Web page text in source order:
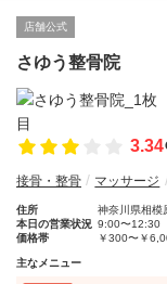
店舗公式
さゆう整骨院
3.34
接骨・整骨 マッサージ
住所
神奈川県相模
本日の営業状況 9:00〜12:30
価格帯
￥300〜￥
主なメニュー